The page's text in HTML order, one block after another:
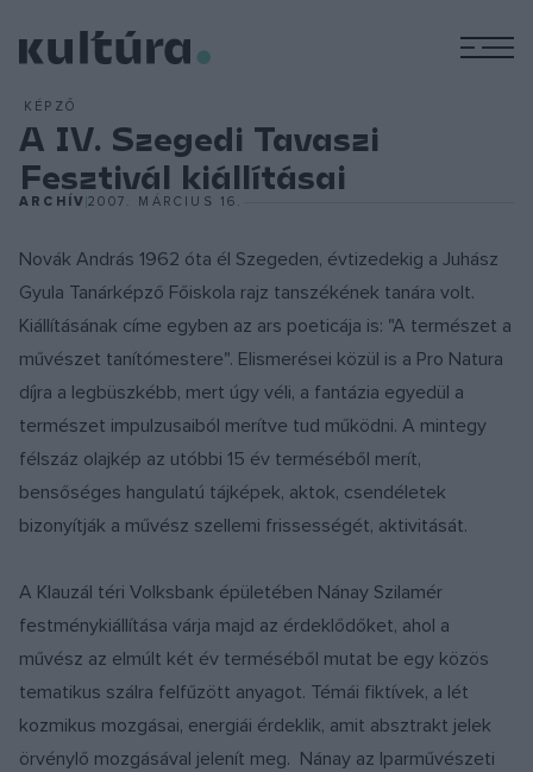
KÉPZŐ
A IV. Szegedi Tavaszi
Fesztivál kiállításai
ARCHÍV2007. MÁRCIUS 16.
Novák András 1962 óta él Szegeden, évtizedekig a Juhász
Gyula Tanárképző Főiskola rajz tanszékének tanára volt.
Kiállításának címe egyben az ars poeticája is: "A természet a
művészet tanítómestere". Elismerései közül is a Pro Natura
díjra a legbüszkébb, mert úgy véli, a fantázia egyedül a
természet impulzusaiból merítve tud működni. A mintegy
félszáz olajkép az utóbbi 15 év terméséből merít,
bensőséges hangulatú tájképek, aktok, csendéletek
bizonyítják a művész szellemi frissességét, aktivitását.
A Klauzál téri Volksbank épületében Nánay Szilamér
festménykiállítása várja majd az érdeklődőket, ahol a
művész az elmúlt két év terméséből mutat be egy közös
tematikus szálra felfűzött anyagot. Témái fiktívek, a lét
kozmikus mozgásai, energiái érdeklik, amit absztrakt jelek
örvénylő mozgásával jelenít meg. Nánay az Iparművészeti